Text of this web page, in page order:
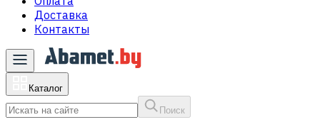
Доставка
Контакты
Каталог
Поиск